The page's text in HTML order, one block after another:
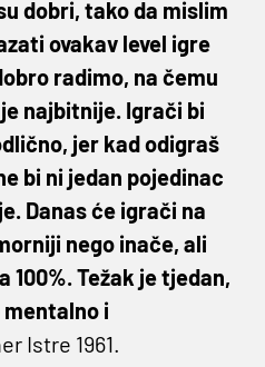
dobri, tako da mislim
ovakav level igre
radimo, na čemu
najbitnije. Igrači bi
jer kad odigraš
bi ni jedan pojedinac
Danas će igrači na
nego inače, ali
Težak je tjedan,
mentalno i
Istre 1961.